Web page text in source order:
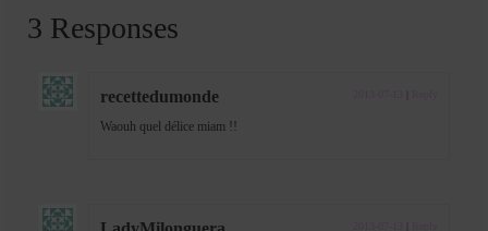
3 Responses
recettedumonde
Waouh quel délice miam !!